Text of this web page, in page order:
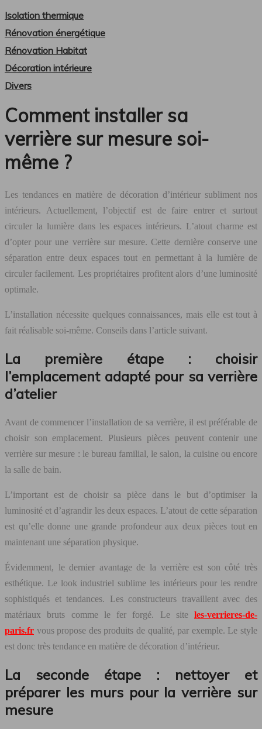
Isolation thermique
Rénovation énergétique
Rénovation Habitat
Décoration intérieure
Divers
Comment installer sa
verrière sur mesure soi-
même ?
Les tendances en matière de décoration d’intérieur subliment nos
intérieurs. Actuellement, l’objectif est de faire entrer et surtout
circuler la lumière dans les espaces intérieurs. L’atout charme est
d’opter pour une verrière sur mesure. Cette dernière conserve une
séparation entre deux espaces tout en permettant à la lumière de
circuler facilement. Les propriétaires profitent alors d’une luminosité
optimale.
L’installation nécessite quelques connaissances, mais elle est tout à
fait réalisable soi-même. Conseils dans l’article suivant.
La première étape : choisir
l’emplacement adapté pour sa verrière
d’atelier
Avant de commencer l’installation de sa verrière, il est préférable de
choisir son emplacement. Plusieurs pièces peuvent contenir une
verrière sur mesure : le bureau familial, le salon, la cuisine ou encore
la salle de bain.
L’important est de choisir sa pièce dans le but d’optimiser la
luminosité et d’agrandir les deux espaces. L’atout de cette séparation
est qu’elle donne une grande profondeur aux deux pièces tout en
maintenant une séparation physique.
Évidemment, le dernier avantage de la verrière est son côté très
esthétique. Le look industriel sublime les intérieurs pour les rendre
sophistiqués et tendances. Les constructeurs travaillent avec des
matériaux bruts comme le fer forgé. Le site les-verrieres-de-
paris.fr vous propose des produits de qualité, par exemple. Le style
est donc très tendance en matière de décoration d’intérieur.
La seconde étape : nettoyer et
préparer les murs pour la verrière sur
mesure